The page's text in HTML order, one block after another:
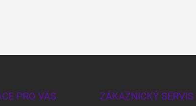
PRO VÁS ZÁKAZNICKÝ SERVIS